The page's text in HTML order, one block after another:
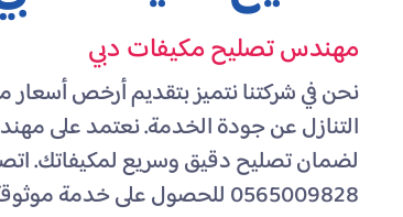
مهندس تصليح مكيفات دبي
نحن في شركتنا نتميز بتقديم أرخص
التنازل عن جودة الخدمة. نعتمد على
لضمان تصليح دقيق وسريع لمكيفاتك.
0565009828 للحصول على خدمة موثوقة بأسعار لا تُنافس.